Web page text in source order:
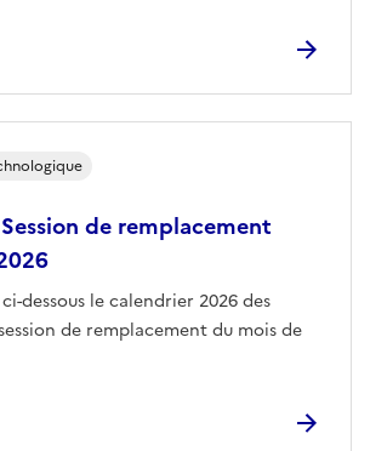
de remplacement
dessous le calendrier 2026 des
de remplacement du mois de